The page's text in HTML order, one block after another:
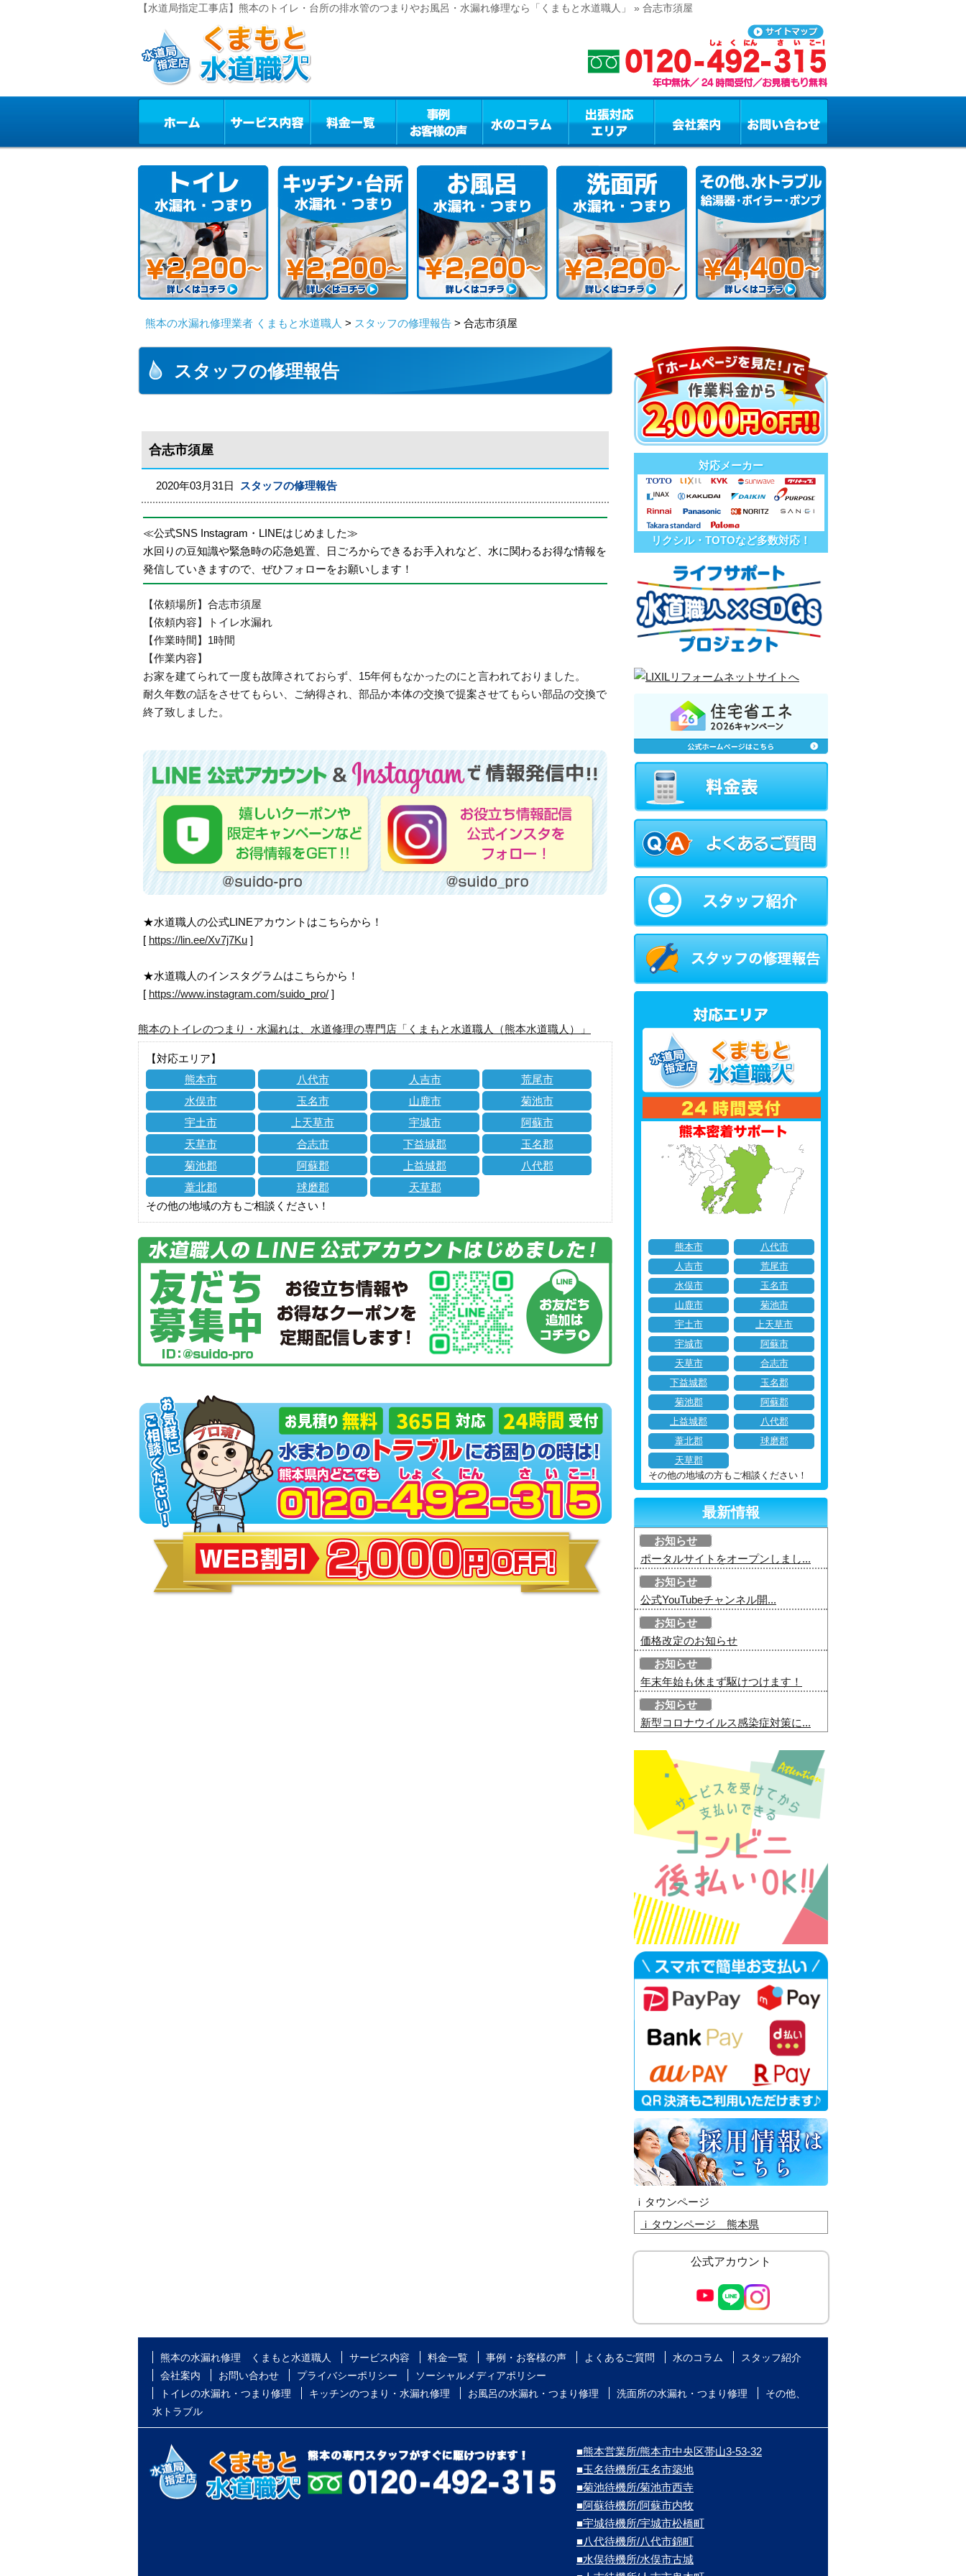
【水道局指定工事店】熊本のトイレ・台所の排水管のつまりやお風呂・水漏れ修理なら「くまもと水道職人」 » 合志市須屋
熊本の水漏れ修理業者 くまもと水道職人 > スタッフの修理報告 > 合志市須屋
スタッフの修理報告
合志市須屋
2020年03月31日 スタッフの修理報告
≪公式SNS Instagram・LINEはじめました≫
水回りの豆知識や緊急時の応急処置、日ごろからできるお手入れなど、水に関わるお得な情報を
発信していきますので、ぜひフォローをお願いします！
【依頼場所】合志市須屋
【依頼内容】トイレ水漏れ
【作業時間】1時間
【作業内容】
お家を建てられて一度も故障されておらず、15年何もなかったのにと言われておりました。
耐久年数の話をさせてもらい、ご納得され、部品か本体の交換で提案させてもらい部品の交換で
終了致しました。
★水道職人の公式LINEアカウントはこちらから！
[ https://lin.ee/Xv7j7Ku ]
★水道職人のインスタグラムはこちらから！
[ https://www.instagram.com/suido_pro/ ]
熊本のトイレのつまり・水漏れは、水道修理の専門店「くまもと水道職人（熊本水道職人）」
【対応エリア】
熊本市
八代市 人吉市
荒尾市
水俣市
玉名市 山鹿市
菊池市
宇土市
上天草市 宇城市
阿蘇市
天草市
合志市 下益城郡
玉名郡
菊池郡
阿蘇郡 上益城郡
八代郡
葦北郡
球磨郡
天草郡
その他の地域の方もご相談ください！
対応メーカー
リクシル・TOTOなど多数対応！
熊本市
八代市
人吉市
荒尾市
水俣市
玉名市
山鹿市
菊池市
宇土市
上天草市
宇城市
阿蘇市
天草市
合志市
下益城郡
玉名郡
菊池郡
阿蘇郡
上益城郡
八代郡
葦北郡
球磨郡
天草郡
その他の地域の方もご相談ください！
最新情報
お知らせ
ポータルサイトをオープンしまし...
お知らせ
公式YouTubeチャンネル開...
お知らせ
価格改定のお知らせ
お知らせ
年末年始も休まず駆けつけます！
お知らせ
新型コロナウイルス感染症対策に...
ｉタウンページ
ｉタウンページ 熊本県
公式アカウント
熊本の水漏れ修理 くまもと水道職人 サービス内容 料金一覧 事例・お客様の声 よくあるご質問 水のコラム
スタッフ紹介
会社案内
お問い合わせ プライバシーポリシー
ソーシャルメディアポリシー
トイレの水漏れ・つまり修理
キッチンのつまり・水漏れ修理 お風呂の水漏れ・つまり修理 洗面所の水漏れ・つまり修理
その他、
水トラブル
■熊本営業所/熊本市中央区帯山3-53-32
■玉名待機所/玉名市築地
■菊池待機所/菊池市西寺
■阿蘇待機所/阿蘇市内牧
■宇城待機所/宇城市松橋町
■八代待機所/八代市錦町
■水俣待機所/水俣市古城